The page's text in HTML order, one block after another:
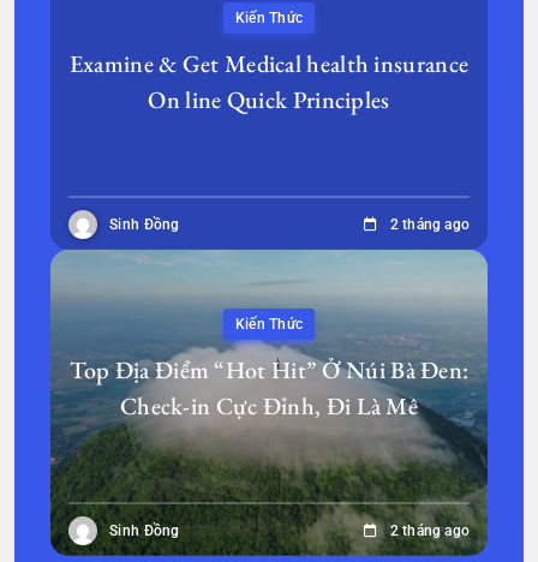
Kiến Thức
Examine & Get Medical health insurance
On line Quick Principles
Sinh Đồng 2 tháng ago
Kiến Thức
Top Địa Điểm “Hot Hit” Ở Núi Bà Đen:
Check-in Cực Đỉnh, Đi Là Mê
Sinh Đồng 2 tháng ago